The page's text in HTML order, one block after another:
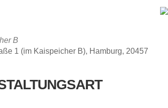
B
1 (im Kaispeicher B), Hamburg, 20457